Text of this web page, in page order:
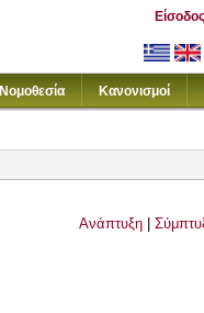
Είσοδος
Νομοθεσία Κανονισμοί
Ανάπτυξη